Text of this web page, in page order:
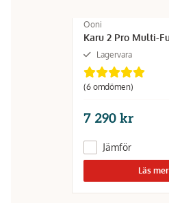
Ooni
Karu 2 Pro
Lagervara
(6 omdömen)
7 290 kr
Jämför
Läs mer